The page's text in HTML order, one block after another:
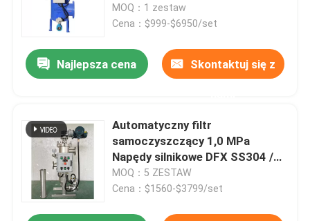
czyszczenia
MOQ：1 zestaw
Cena：$999-$6950/set
Najlepsza cena Skontaktuj się z
Automatyczny filtr
samoczyszczący 1,0 MPa
Napędy silnikowe DFX SS304 /
SS316
MOQ：5 ZESTAW
Cena：$1560-$3799/set